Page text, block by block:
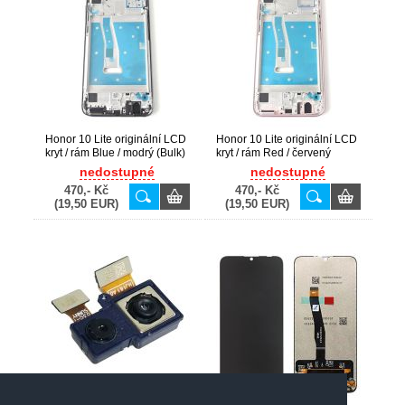
Honor 10 Lite originální LCD
kryt / rám Blue / modrý (Bulk)
nedostupné
470,- Kč
(19,50 EUR)
Honor 10 Lite originální LCD
kryt / rám Red / červený
nedostupné
470,- Kč
(19,50 EUR)